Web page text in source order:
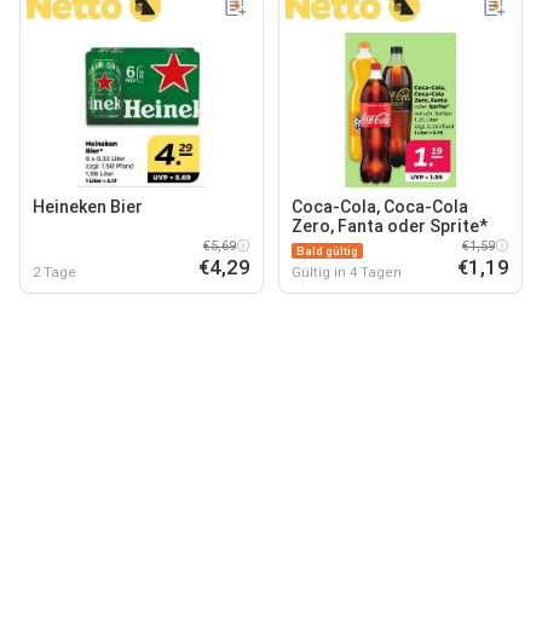
Heineken Bier
2 Tage
€5,69
€4,29
Coca-Cola, Coca-Cola
Zero, Fanta oder Sprite*
Bald gültig
Gültig in 4 Tagen
€1,59
€1,19